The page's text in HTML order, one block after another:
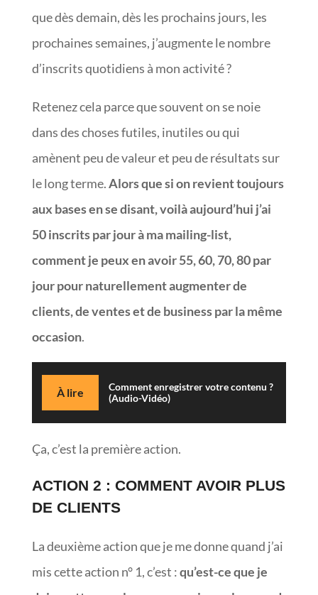
que dès demain, dès les prochains jours, les
prochaines semaines, j’augmente le nombre
d’inscrits quotidiens à mon activité ?
Retenez cela parce que souvent on se noie
dans des choses futiles, inutiles ou qui
amènent peu de valeur et peu de résultats sur
le long terme.Alors que si on revient toujours
aux bases en se disant, voilà aujourd’hui j’ai
50 inscrits par jour à ma mailing-list,
comment je peux en avoir 55, 60, 70, 80 par
jour pour naturellement augmenter de
clients, de ventes et de business par la même
occasion.
À lire
Comment enregistrer votre contenu ?
(Audio-Vidéo)
Ça, c’est la première action.
ACTION 2 : COMMENT AVOIR PLUS
DE CLIENTS
La deuxième action que je me donne quand j’ai
mis cette action n° 1, c’est :qu’est-ce que je